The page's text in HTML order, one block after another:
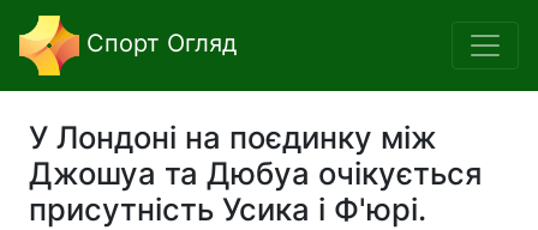
Спорт Огляд
У Лондоні на поєдинку між
Джошуа та Дюбуа очікується
присутність Усика і Ф'юрі.